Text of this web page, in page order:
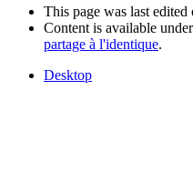
This page was last
Content is available under
partage à l'identique.
Desktop